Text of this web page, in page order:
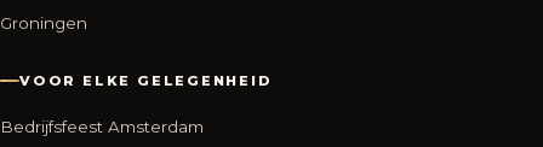
Groningen
VOOR ELKE GELEGENHEID
Bedrijfsfeest Amsterdam